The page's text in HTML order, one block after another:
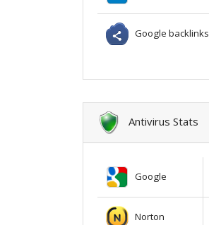
Google backlinks
Antivirus Stats
Google
Norton